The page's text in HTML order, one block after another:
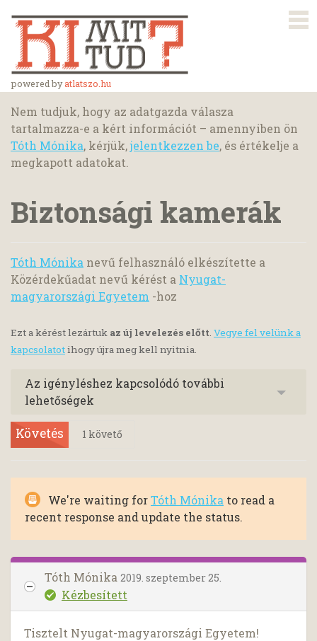
powered byatlatszo.hu
Nem tudjuk, hogy az adatgazda válasza
tartalmazza-e a kért információt – amennyiben ön
Tóth Mónika, kérjük,jelentkezzen be, és értékelje a
megkapott adatokat.
Biztonsági kamerák
Tóth Mónika nevű felhasználó elkészítette a
Közérdekűadat nevű kérést a Nyugat-
magyarországi Egyetem -hoz
Ezt a kérést lezártuk az új levelezés előtt. Vegye fel velünk a
kapcsolatotihogy újra meg kell nyitnia.
Az igényléshez kapcsolódó további
lehetőségek
Követés 1 követő
We're waiting forTóth Mónika to read a
recent response and update the status.
Tóth Mónika 2019. szeptember 25.
Kézbesített
Tisztelt Nyugat-magyarországi Egyetem!